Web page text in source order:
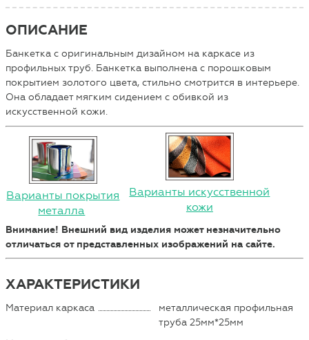
ОПИСАНИЕ
Банкетка с оригинальным дизайном на каркасе из
профильных труб. Банкетка выполнена с порошковым
покрытием золотого цвета, стильно смотрится в интерьере.
Она обладает мягким сидением с обивкой из
искусственной кожи.
Варианты покрытия
металла
Варианты искусственной
кожи
Внимание! Внешний вид изделия может незначительно
отличаться от представленных изображений на сайте.
ХАРАКТЕРИСТИКИ
Материал каркаса
металлическая профильная
труба 25мм*25мм